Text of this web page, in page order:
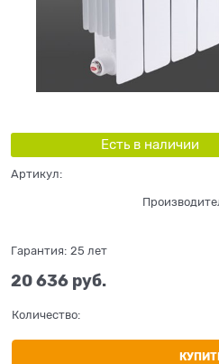
Есть в наличии
Артикул:
Гарантия: 25 лет
20 636 руб.
Количество: